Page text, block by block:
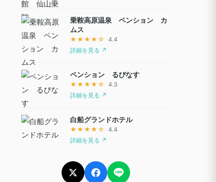
乗鞍高原温泉 ペンション カ
ムス
★★★★☆ 4.4
詳細を見る ↗
ペンション るぴなす
★★★★☆ 4.3
詳細を見る ↗
白船グランドホテル
★★★★☆ 4.4
詳細を見る ↗